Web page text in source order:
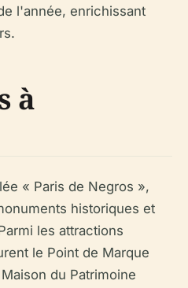
l'année, enrichissant
à
« Paris de Negros »,
historiques et
les attractions
le Point de Marque
du Patrimoine